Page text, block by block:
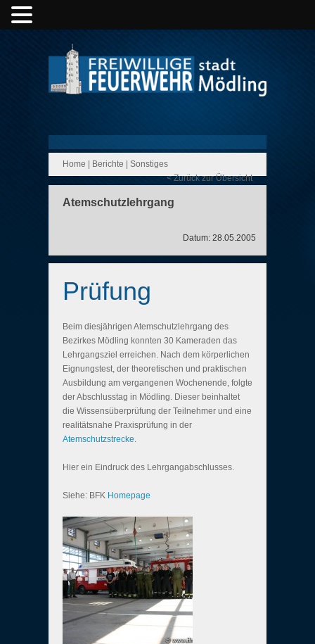
Home Berichte
Sonstiges
< Zurück zur Übersicht
Atemschutzlehrgang
Datum: 28.05.2005
Prüfung
Beim diesjährigen Atemschutzlehrgang des
Bezirkes Mödling konnten 30 Kameraden das
Lehrgangsziel erreichen. Nach dem körperlichen
Eignungstest, der theoretischen und praktischen
Ausbildung am vergangenen Wochenende, folgte
der Abschlusstag in Mödling. Dieser beinhaltet
die Wissensüberprüfung der Teilnehmer und eine
realitätsnahe Praxisprüfung in der
Atemschutzstrecke.
Hier ein Eindruck des Lehrgangabschlusses.
Siehe: BFK Homepage